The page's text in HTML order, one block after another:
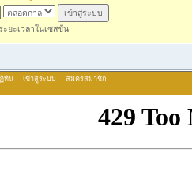
ยะเวลาในเซสชั่น
ทิน เข้าสู่ระบบ สมัครสมาชิก